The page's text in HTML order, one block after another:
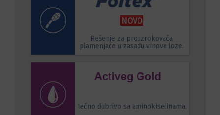
NOVO
Rešenje za prouzrokovača
plamenjače u zasadu vinove loze.
Tečno đubrivo sa aminokiselinama.